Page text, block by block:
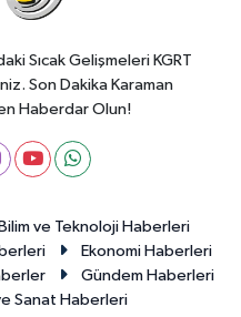
Sıcak Gelişmeleri KGRT
Son Dakika Karaman
Haberdar Olun!
Bilim ve Teknoloji Haberleri
Ekonomi Haberleri
Gündem Haberleri
Sanat Haberleri